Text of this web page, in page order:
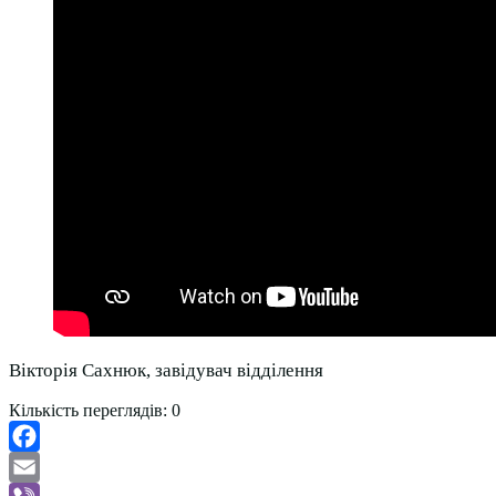
Вікторія Сахнюк, завідувач відділення
Кількість переглядів: 0
Facebook